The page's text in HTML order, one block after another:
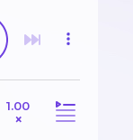
1.00
×